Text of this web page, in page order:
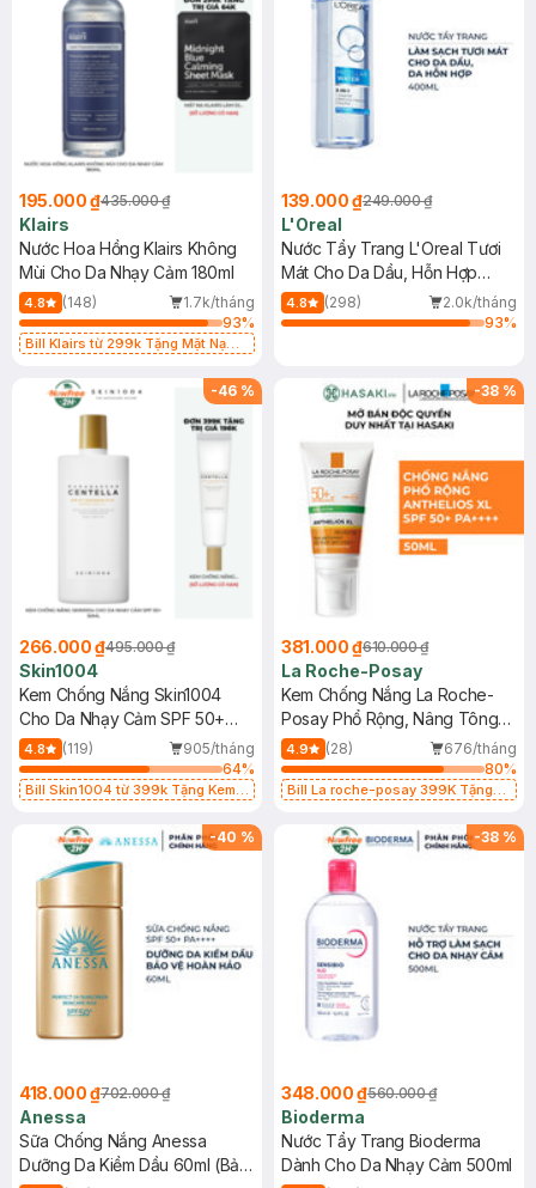
195.000 ₫435.000 ₫
Klairs
Nước Hoa Hồng Klairs Không
Mùi Cho Da Nhạy Cảm 180ml
4.8 (148)
1.7k/tháng
93%
Bill Klairs từ 299k Tặng Mặt Nạ
25ml (SL Có Hạn)
139.000 ₫249.000 ₫
L'Oreal
Nước Tẩy Trang L'Oreal Tươi
Mát Cho Da Dầu, Hỗn Hợp
400ml
4.8 (298)
2.0k/tháng
93%
-46 %
266.000 ₫495.000 ₫
Skin1004
Kem Chống Nắng Skin1004
Cho Da Nhạy Cảm SPF 50+
50ml
4.8 (119)
905/tháng
64%
Bill Skin1004 từ 399k Tặng Kem
SPF 50+ 20ml (SL Có Hạn)
-38 %
381.000 ₫610.000 ₫
La Roche-Posay
Kem Chống Nắng La Roche-
Posay Phổ Rộng, Nâng Tông
Kiềm Dầu 50ml
4.9 (28)
676/tháng
80%
Bill La roche-posay 399K Tặng
(SL có hạn)
-40 %
418.000 ₫702.000 ₫
Anessa
Sữa Chống Nắng Anessa
Dưỡng Da Kiềm Dầu 60ml (Bản
-38 %
348.000 ₫560.000 ₫
Bioderma
Nước Tẩy Trang Bioderma
Dành Cho Da Nhạy Cảm 500ml